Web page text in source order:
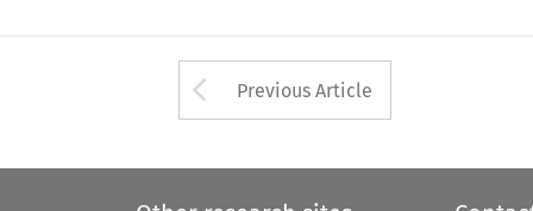
Arrow button used
Previous Article